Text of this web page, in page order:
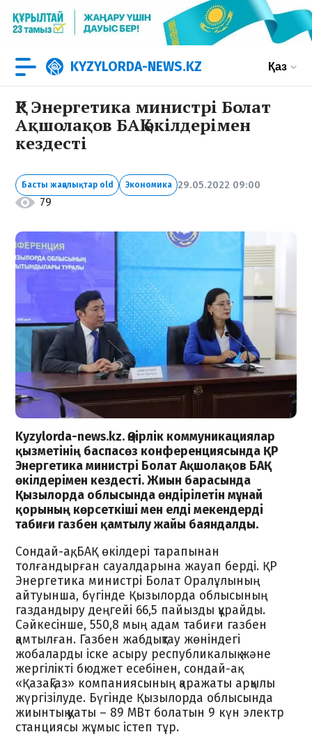
KYZYLORDA-NEWS.KZ Қаз
ҚР Энергетика министрі Болат
Ақшолақов БАҚ өкілдерімен
кездесті
Басты жаңалықтар old Экономика 29.05.2022 09:00
79
Kyzylorda-news.kz. Өңірлік коммуникациялар
қызметінің баспасөз конференциясында ҚР
Энергетика министрі Болат Ақшолақов БАҚ
өкілдерімен кездесті. Жиын барасында
Қызылорда облысында өндірілетін мұнай
қорының көрсеткіші мен елді мекендерді
табиғи газбен қамтылу жайы баяндалды.
Сондай-ақ, БАҚ өкілдері тарапынан
толғандырған сауалдарына жауап берді. ҚР
Энергетика министрі Болат Оралұлының
айтуынша, бүгінде Қызылорда облысының
газдандыру деңгейі 66,5 пайызды құрайды.
Сәйкесінше, 550,8 мың адам табиғи газбен
қамтылған. Газбен жабдықтау жөніндегі
жобаларды іске асыру республикалық және
жергілікті бюджет есебінен, сондай-ақ
«ҚазақГаз» компаниясының қаражаты арқылы
жүргізілуде. Бүгінде Қызылорда облысында
жиынтық қуаты – 89 МВт болатын 9 күн электр
станциясы жұмыс істеп тұр.